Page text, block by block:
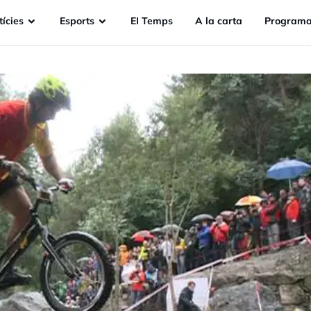
Esports EI Temps A la carta